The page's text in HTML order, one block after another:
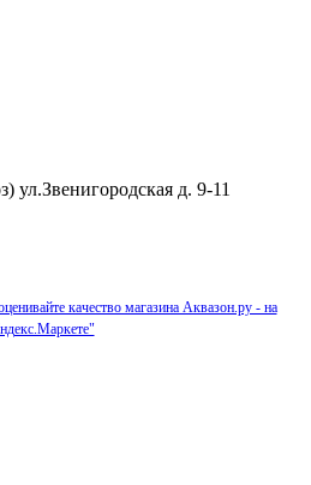
ул.Звенигородская д. 9-11
качество магазина Аквазон.ру - на